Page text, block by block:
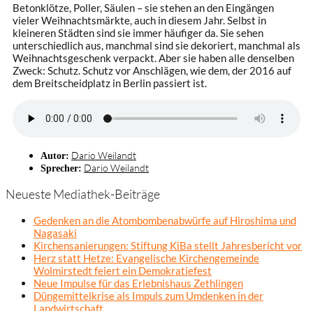
Betonklötze, Poller, Säulen – sie stehen an den Eingängen
vieler Weihnachtsmärkte, auch in diesem Jahr. Selbst in
kleineren Städten sind sie immer häufiger da. Sie sehen
unterschiedlich aus, manchmal sind sie dekoriert, manchmal als
Weihnachtsgeschenk verpackt. Aber sie haben alle denselben
Zweck: Schutz. Schutz vor Anschlägen, wie dem, der 2016 auf
dem Breitscheidplatz in Berlin passiert ist.
Autor: Dario Weilandt
Sprecher: Dario Weilandt
Neueste Mediathek-Beiträge
Gedenken an die Atombombenabwürfe auf Hiroshima und
Nagasaki
Kirchensanierungen: Stiftung KiBa stellt Jahresbericht vor
Herz statt Hetze: Evangelische Kirchengemeinde
Wolmirstedt feiert ein Demokratiefest
Neue Impulse für das Erlebnishaus Zethlingen
Düngemittelkrise als Impuls zum Umdenken in der
Landwirtschaft